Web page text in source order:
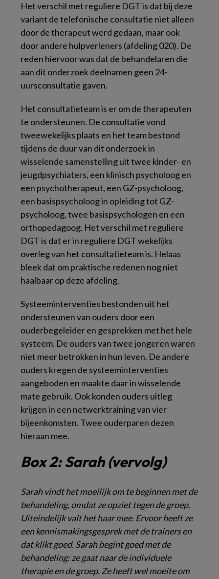
Het verschil met reguliere DGT is dat bij deze
variant de telefonische consultatie niet alleen
door de therapeut werd gedaan, maar ook
door andere hulpverleners (afdeling 020). De
reden hiervoor was dat de behandelaren die
aan dit onderzoek deelnamen geen 24-
uursconsultatie gaven.
Het consultatieteam is er om de therapeuten
te ondersteunen. De consultatie vond
tweewekelijks plaats en het team bestond
tijdens de duur van dit onderzoek in
wisselende samenstelling uit twee kinder- en
jeugdpsychiaters, een klinisch psycholoog en
een psychotherapeut, een GZ-psycholoog,
een basispsycholoog in opleiding tot GZ-
psycholoog, twee basispsychologen en een
orthopedagoog. Het verschil met reguliere
DGT is dat er in reguliere DGT wekelijks
overleg van het consultatieteam is. Helaas
bleek dat om praktische redenen nog niet
haalbaar op deze afdeling.
Systeeminterventies bestonden uit het
ondersteunen van ouders door een
ouderbegeleider en gesprekken met het hele
systeem. De ouders van twee jongeren waren
niet meer betrokken in hun leven. De andere
ouders kregen de systeeminterventies
aangeboden en maakte daar in wisselende
mate gebruik. Ook konden ouders uitleg
krijgen in een netwerktraining van vier
bijeenkomsten. Twee ouderparen dezen
hieraan mee.
Box 2: Sarah (vervolg)
Sarah vindt het moeilijk om te beginnen met de
behandeling, omdat ze opziet tegen de groep.
Uiteindelijk valt het haar mee. Ervoor heeft ze
een kennismakingsgesprek met de trainers en
dat klikt goed. Sarah begint goed met de
behandeling: ze gaat naar de individuele
therapie en de groep. Ze heeft wel moeite om